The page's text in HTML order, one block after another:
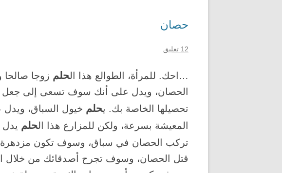
حصان
12 تعليق
…احك. للمرأة، الطوالع هذا الحلم زوجا صالحا
الحصان، ويدل على أنك سوف تسعى إلى جعل
تحصيلها الخاصة بك. يحلم خيول السباق، ويدل
المعيشة بسرعة، ولكن للمزارع هذا الحلم يدل
تركب الحصان في سباق، وسوف تكون مزدهرة
قتل الحصان، وسوف تجرح أصدقائك من خلال